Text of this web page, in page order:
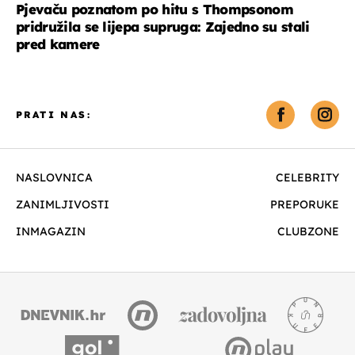
Pjevaču poznatom po hitu s Thompsonom
pridružila se lijepa supruga: Zajedno su stali
pred kamere
NASLOVNICA
CELEBRITY
ZANIMLJIVOSTI
PREPORUKE
INMAGAZIN
CLUBZONE
PRATI NAS: